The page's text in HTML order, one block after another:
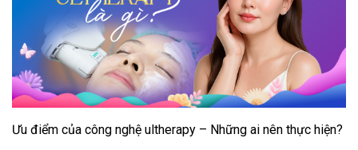
Ưu điểm của công nghệ ultherapy – Những ai nên thực hiện?